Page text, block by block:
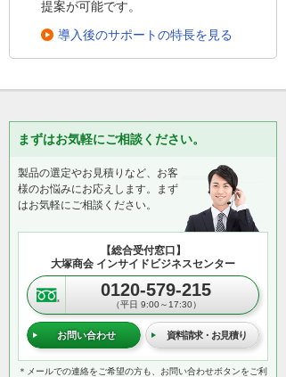
提案が可能です。
導入後のサポートの特長を見る
まずはお気軽にご相談ください。
製品の選定やお見積りなど、お客
様のお悩みにお応えします。まず
はお気軽にご相談ください。
【総合受付窓口】
大塚商会 インサイドビジネスセンター
0120-579-215
（平日 9:00～17:30）
お問い合わせ 資料請求・お見積り
＊メールでの連絡をご希望の方も、お問い合わせボタンをご利